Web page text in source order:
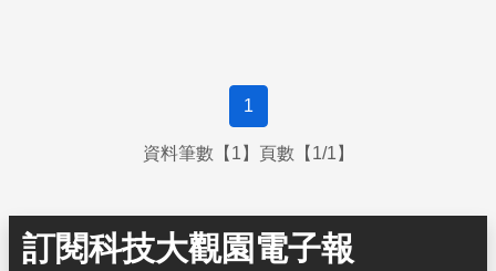
1
資料筆數【1】頁數【1/1】
訂閱科技大觀園電子報